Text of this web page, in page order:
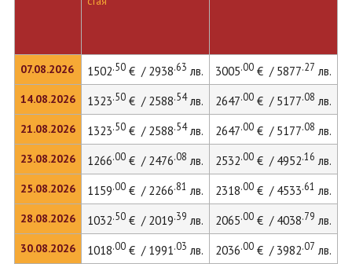
07.08.2026
14.08.2026
21.08.2026
23.08.2026
25.08.2026
28.08.2026
30.08.2026
1502.50€ / 2938.63 лв. 3005.00€ / 5877.27 лв.
1323.50€ / 2588.54лв. 2647.00€ / 5177.08 лв.
1323.50€ / 2588.54лв. 2647.00€ / 5177.08 лв.
1266.00€ / 2476.08 лв. 2532.00€ / 4952.16 лв.
1159.00€ / 2266.81 лв. 2318.00€ / 4533.61 лв.
1032.50€ / 2019.39 лв. 2065.00€ / 4038.79 лв.
1018.00€ / 1991.03 лв. 2036.00€ / 3982.07 лв.